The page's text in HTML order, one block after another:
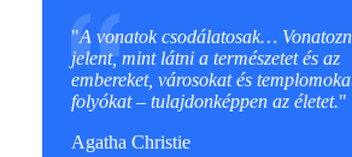
"A vonatok csodálatosak…
jelent, mint látni a természetet és az
embereket, városokat és
folyókat – tulajdonképpen az életet."
Agatha Christie